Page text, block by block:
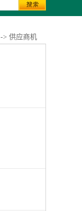
-> 供应商机